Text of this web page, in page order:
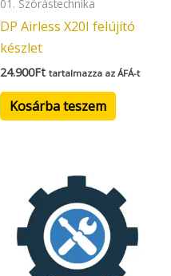
01. Szórástechnika
DP Airless X20I felújító
készlet
24.900Ft tartalmazza az ÁFÁ-t
Kosárba teszem